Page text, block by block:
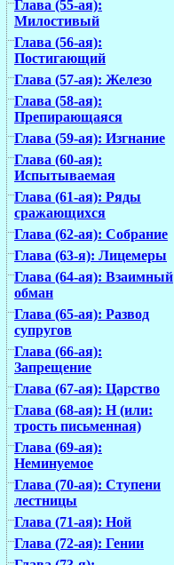
Глава (55-ая):
Милостивый
Глава (56-ая):
Постигающий
Глава (57-ая): Железо
Глава (58-ая):
Препирающаяся
Глава (59-ая): Изгнание
Глава (60-ая):
Испытываемая
Глава (61-ая): Ряды
сражающихся
Глава (62-ая): Собрание
Глава (63-я): Лицемеры
Глава (64-ая): Взаимный
обман
Глава (65-ая): Развод
супругов
Глава (66-ая):
Запрещение
Глава (67-ая): Царство
Глава (68-ая): Н (или:
трость письменная)
Глава (69-ая):
Неминуемое
Глава (70-ая): Ступени
лестницы
Глава (71-ая): Ной
Глава (72-ая): Гении